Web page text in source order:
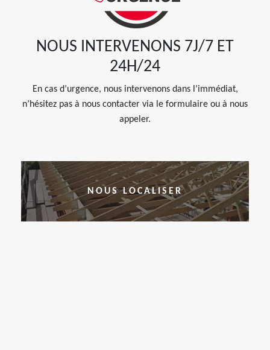
NOUS INTERVENONS 7J/7 ET
24H/24
En cas d’urgence, nous intervenons dans l’immédiat,
n’hésitez pas à nous contacter via le formulaire ou à nous
appeler.
NOUS LOCALISER